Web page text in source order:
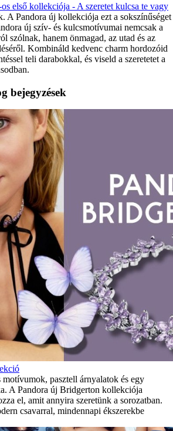
első kollekciója - A szeretet kulcsa te vagy
A Pandora új kollekciója ezt a sokszínűséget
új szív- és kulcsmotívumai nemcsak a
szólnak, hanem önmagad, az utad és az
Kombináld kedvenc charm hordozóid
teli darabokkal, és viseld a szeretetet a
bejegyzések
pasztell árnyalatok és egy
A Pandora új Bridgerton kollekciója
el, amit annyira szeretünk a sorozatban.
csavarral, mindennapi ékszerekbe